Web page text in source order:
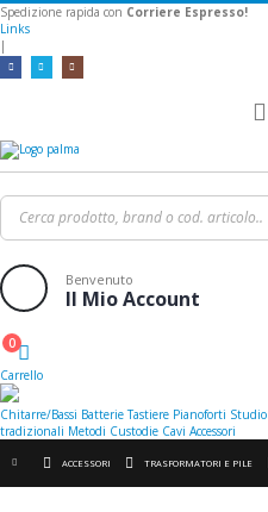
Spedizione rapida con Corriere Espresso!
Links
|
Benvenuto
Il Mio Account
Cart
0
Carrello
Chitarre/Bassi Batterie Tastiere Pianoforti Studio
tradizionali Metodi Custodie Cavi Accessori
ACCESSORI TRASFORMATORI E PILE